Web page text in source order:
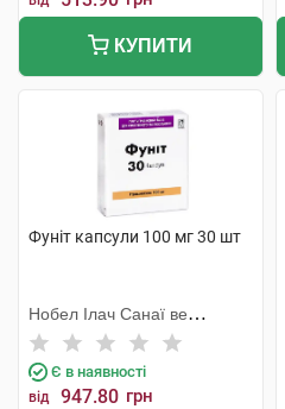
КУПИТИ
Фуніт капсули 100 мг 30 шт
Нобел Ілач Санаї ве
Тіджарет
Є в наявності
від 947.80 грн